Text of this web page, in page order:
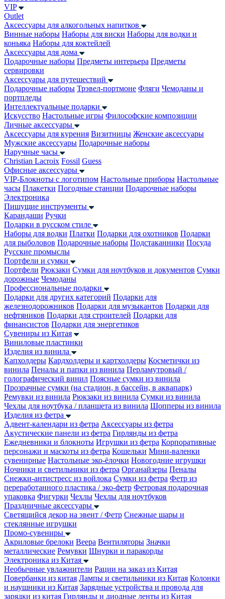
VIP
Outlet
Аксессуары для алкогольных напитков
Винные наборы Наборы для виски Наборы для водки и
коньяка Наборы для коктейлей
Аксессуары для дома
Подарочные наборы Предметы интерьера Предметы
сервировки
Аксессуары для путешествий
Подарочные наборы Трэвел-портмоне Фляги Чемоданы и
портпледы
Интеллектуальные подарки
Искусство Настольные игры Философские композиции
Личные аксессуары
Аксессуары для курения Визитницы Женские аксессуары
Мужские аксессуары Подарочные наборы
Наручные часы
Christian Lacroix Fossil Guess
Офисные аксессуары
VIP-Блокноты с логотипом Настольные приборы Настольные
часы Плакетки Погодные станции Подарочные наборы
Электроника
Пишущие инструменты
Карандаши Ручки
Подарки в русском стиле
Наборы для водки Платки Подарки для охотников Подарки
для рыболовов Подарочные наборы Подстаканники Посуда
Русские промыслы
Портфели и сумки
Портфели Рюкзаки Сумки для ноутбуков и документов Сумки
дорожные Чемоданы
Профессиональные подарки
Подарки для других категорий Подарки для
железнодорожников Подарки для музыкантов Подарки для
нефтяников Подарки для строителей Подарки для
финансистов Подарки для энергетиков
Сувениры из Китая
Виниловые пластинки
Изделия из винила
Капхолдеры Кардхолдеры и картхолдеры Косметички из
винила Пеналы и папки из винила Перламутровый /
голографический винил Поясные сумки из винила
Прозрачные сумки (на стадион, в бассейн, в аквапарк)
Ремувки из винила Рюкзаки из винила Сумки из винила
Чехлы для ноутбука / планшета из винила Шопперы из винила
Изделия из фетра
Адвент-календари из фетра Аксессуары из фетра
Акустические панели из фетра Гирлянды из фетра
Ежедневники и блокноты Игрушки из фетра Корпоративные
персонажи и маскоты из фетра Кошельки Мини-валенки
сувенирные Настольные эко-ёлочки Новогодние игрушки
Ночники и светильники из фетра Органайзеры Пеналы
Снежки-антистресс из войлока Сумки из фетра Фетр из
переработанного пластика / эко-фетр Фетровая подарочная
упаковка Фигурки Чехлы Чехлы для ноутбуков
Праздничные аксессуары
Светящийся декор на эвент / Фетр Снежные шары и
стеклянные игрушки
Промо-сувениры
Акриловые брелоки Веера Вентиляторы Значки
металлические Ремувки Шнурки и паракорды
Электроника из Китая
Необычные увлажнители Рации на заказ из Китая
Повербанки из китая Лампы и светильники из Китая Колонки
и наушники из Китая Зарядные устройства и провода для
зарядки из китая Гирлянды и диодные ленты из Китая